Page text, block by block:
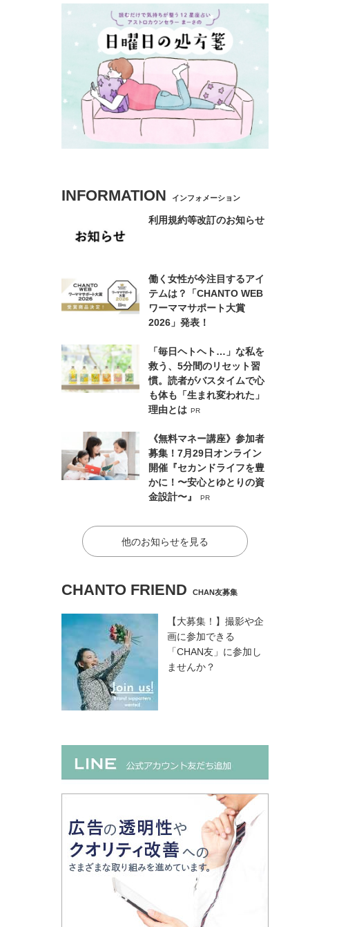
INFORMATION インフォメーション
利用規約等改訂のお知らせ
働く女性が今注目するアイ
テムは？「CHANTO WEB
ワーママサポート大賞
2026」発表！
「毎日ヘトヘト…」な私を
救う、5分間のリセット習
慣。読者がバスタイムで心
も体も「生まれ変われた」
理由とは PR
《無料マネー講座》参加者
募集！7月29日オンライン
開催『セカンドライフを豊
かに！〜安心とゆとりの資
金設計〜』
PR
他のお知らせを見る
CHANTO FRIEND CHAN友募集
【大募集！】撮影や企
画に参加できる
「CHAN友」に参加し
ませんか？